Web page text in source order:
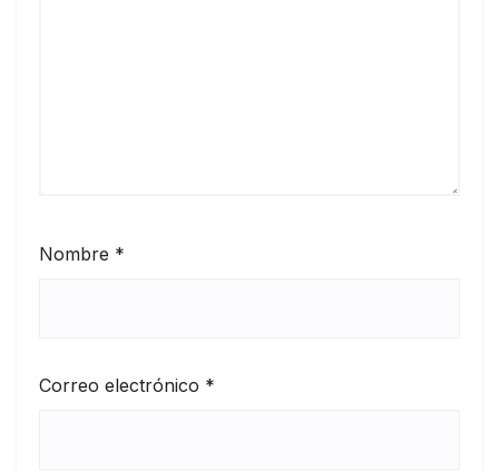
Nombre *
Correo electrónico *